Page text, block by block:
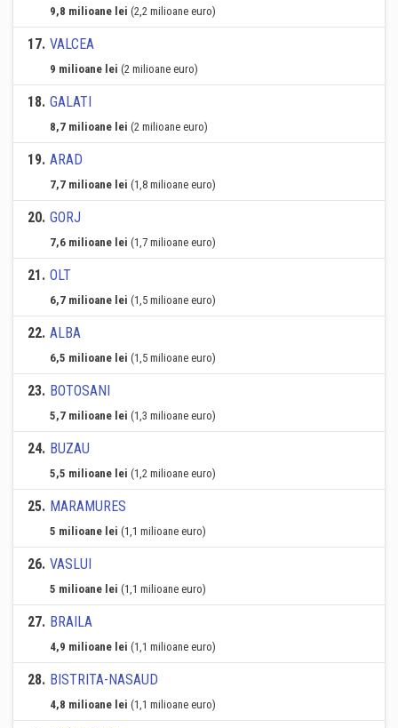
9,8 milioane lei (2,2 milioane euro)
17. VALCEA
9 milioane lei (2 milioane euro)
18. GALATI
8,7 milioane lei (2 milioane euro)
19. ARAD
7,7 milioane lei (1,8 milioane euro)
20. GORJ
7,6 milioane lei (1,7 milioane euro)
21. OLT
6,7 milioane lei (1,5 milioane euro)
22. ALBA
6,5 milioane lei (1,5 milioane euro)
23. BOTOSANI
5,7 milioane lei (1,3 milioane euro)
24. BUZAU
5,5 milioane lei (1,2 milioane euro)
25. MARAMURES
5 milioane lei (1,1 milioane euro)
26. VASLUI
5 milioane lei (1,1 milioane euro)
27. BRAILA
4,9 milioane lei (1,1 milioane euro)
28. BISTRITA-NASAUD
4,8 milioane lei (1,1 milioane euro)